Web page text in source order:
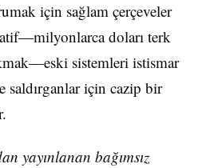
için sağlam çerçeveler
doları terk
sistemleri istismar
saldırganlar için cazip bir
yayınlanan bağımsız